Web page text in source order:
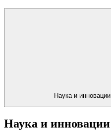
Наука и инновации
Наука и инновации